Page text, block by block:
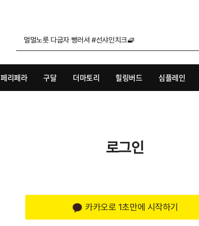
멀멀노릇 다굽자 빵러셔 #선샤인치크🧇
페리페라 구달 더마토리 힐링버드 심플레인
로그인
카카오로 1초만에 시작하기